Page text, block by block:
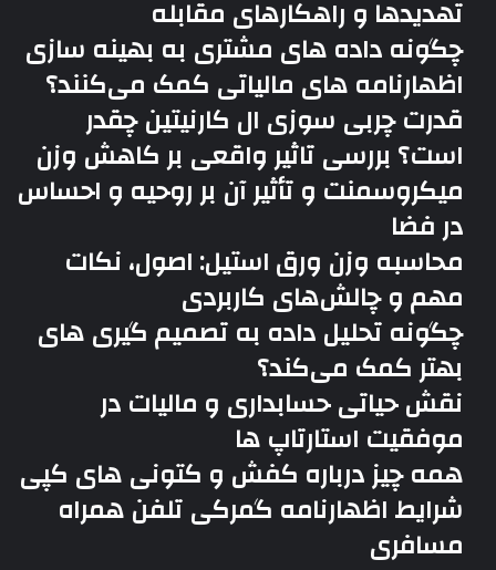
تهدیدها و راهکارهای مقابله
چگونه داده های مشتری به بهینه سازی
اظهارنامه های مالیاتی کمک می‌کنند؟
قدرت چربی سوزی ال کارنیتین چقدر
است؟ بررسی تاثیر واقعی بر کاهش وزن
میکروسمنت و تأثیر آن بر روحیه و احساس
در فضا
محاسبه وزن ورق استیل: اصول، نکات
مهم و چالش‌های کاربردی
چگونه تحلیل داده به تصمیم گیری های
بهتر کمک می‌کند؟
نقش حیاتی حسابداری و مالیات در
موفقیت استارتاپ ها
همه چیز درباره کفش و کتونی های کپی
شرایط اظهارنامه گمرکی تلفن همراه
مسافری